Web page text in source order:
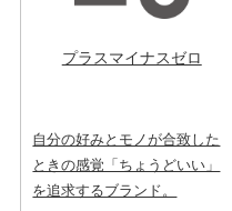
プラスマイナスゼロ
自分の好みとモノが合致した
ときの感覚「ちょうどいい」
を追求するブランド。